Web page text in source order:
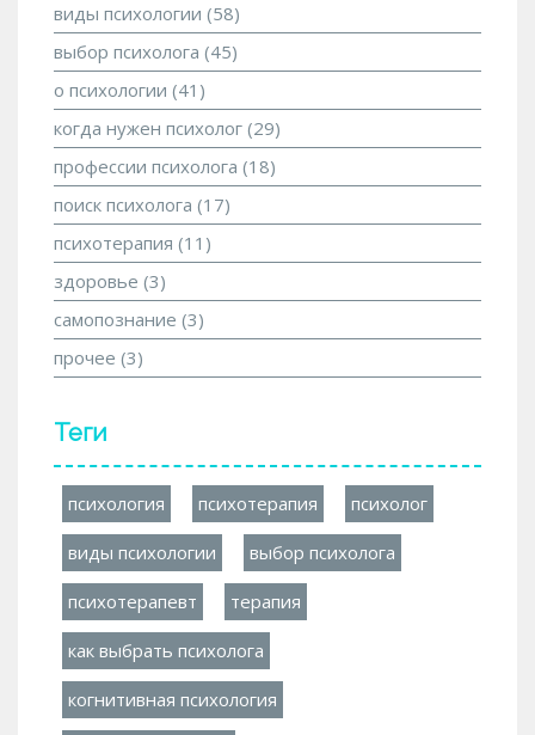
виды психологии (58)
выбор психолога (45)
о психологии (41)
когда нужен психолог (29)
профессии психолога (18)
поиск психолога (17)
психотерапия (11)
здоровье (3)
самопознание (3)
прочее (3)
Теги
психология психотерапия психолог
виды психологии выбор психолога
психотерапевт терапия
как выбрать психолога
когнитивная психология